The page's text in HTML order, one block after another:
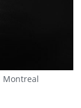
Montreal